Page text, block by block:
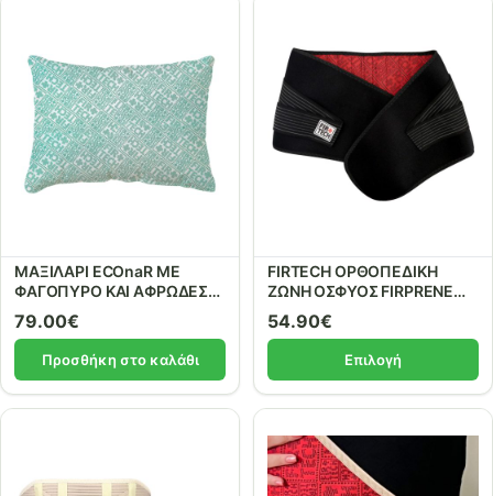
ΜΑΞΙΛΑΡΙ ECOnaR ΜΕ
ΦΑΓΟΠΥΡΟ ΚΑΙ ΑΦΡΩΔΕΣ
ΕΛΑΣΤΙΚΟ με κεραμικά
υλικά. ref: 59302
79.00€
Προσθήκη στο καλάθι
FIRTECH ΟΡΘΟΠΕΔΙΚΗ
ΖΩΝΗ ΟΣΦΥΟΣ FIRPRENE
24εκ. ΜΕ ΚΕΡΑΜΙΚΑ ΥΛΙΚΑ
ΚΑΙ ΜΕΤΑΛΛΑ ΚΑΙ 2
ΕΛΑΣΤΙΚΕΣ ΔΕΣΤΡΕΣ REF:
54.90€
Επιλογή